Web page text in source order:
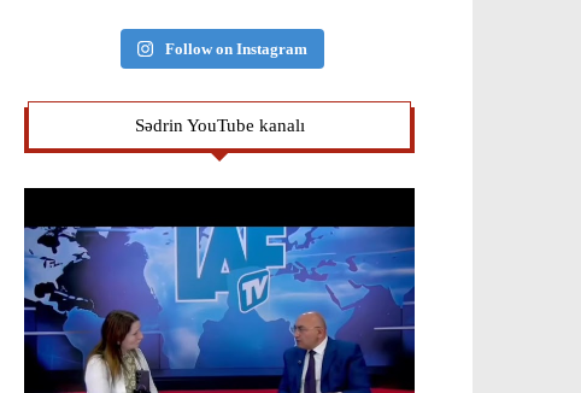
Follow on Instagram
Sədrin YouTube kanalı